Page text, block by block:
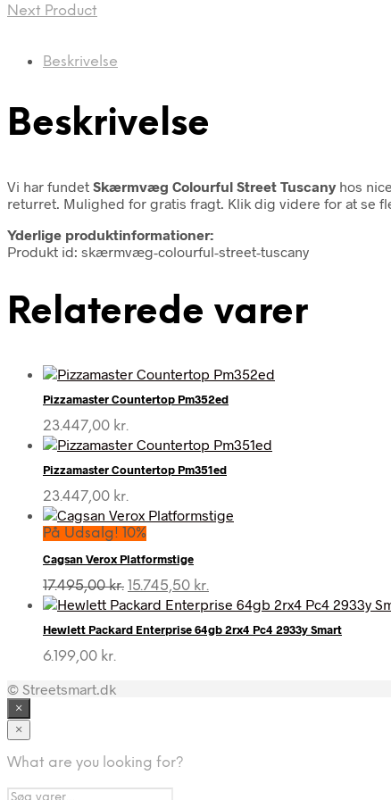
Next Product
Beskrivelse
Beskrivelse
Vi har fundet Skærmvæg Colourful Street Tuscanyhos
returret. Mulighed for gratis fragt. Klik dig videre for at se
Yderlige produktinformationer:
Produkt id: skærmvæg-colourful-street-tuscany
Relaterede varer
Pizzamaster Countertop Pm352ed
23.447,00 kr.
Pizzamaster Countertop Pm351ed
23.447,00 kr.
På Udsalg! 10%
Cagsan Verox Platformstige
17.495,00kr. Den
oprindelige
var:
15.745,50 kr.
aktuelle
er:
Hewlett Packard Enterprise 64gb 2rx4 Pc4 2933y Smart
6.199,00 kr.
© Streetsmart.dk
×
×
What are you looking for?